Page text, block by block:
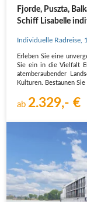
Fjorde, Puszta,
Schiff Lisabelle
Individuelle Radreise
Erleben Sie eine
Sie ein in die Vielfalt
atemberaubender
Kulturen. Bestaunen
ab2.329,- €
MS Primadonna in voller